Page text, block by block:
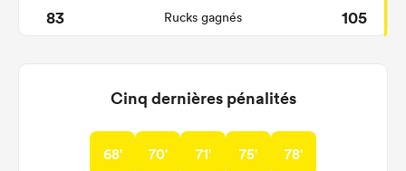
83 Rucks gagnés 105
Cinq dernières pénalités
68' 70' 71' 75' 78'